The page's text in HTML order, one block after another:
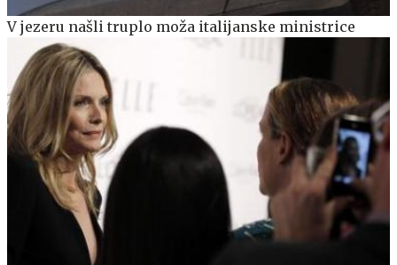
V jezeru našli truplo moža italijanske ministrice